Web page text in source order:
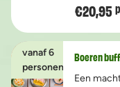
€20,95
vanaf 6
personen
Boeren
Een